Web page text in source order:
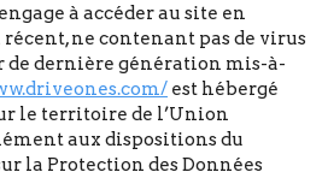
à accéder au site en
ne contenant pas de virus
de dernière génération mis-à-
est hébergé
le territoire de l’Union
aux dispositions du
la Protection des Données